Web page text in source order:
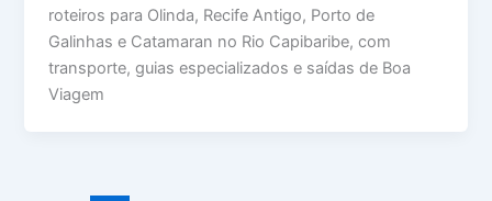
roteiros para Olinda, Recife Antigo, Porto de
Galinhas e Catamaran no Rio Capibaribe, com
transporte, guias especializados e saídas de Boa
Viagem